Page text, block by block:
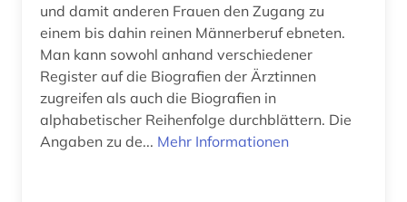
deutsch (4)
deutsch-deutsche grenze (1)
deutsche (1)
deutscher alpenverein (1)
und damit anderen Frauen den Zugang zu
einem bis dahin reinen Männerberuf ebneten.
Man kann sowohl anhand verschiedener
Register auf die Biografien der Ärztinnen
zugreifen als auch die Biografien in
alphabetischer Reihenfolge durchblättern. Die
Angaben zu de... Mehr Informationen